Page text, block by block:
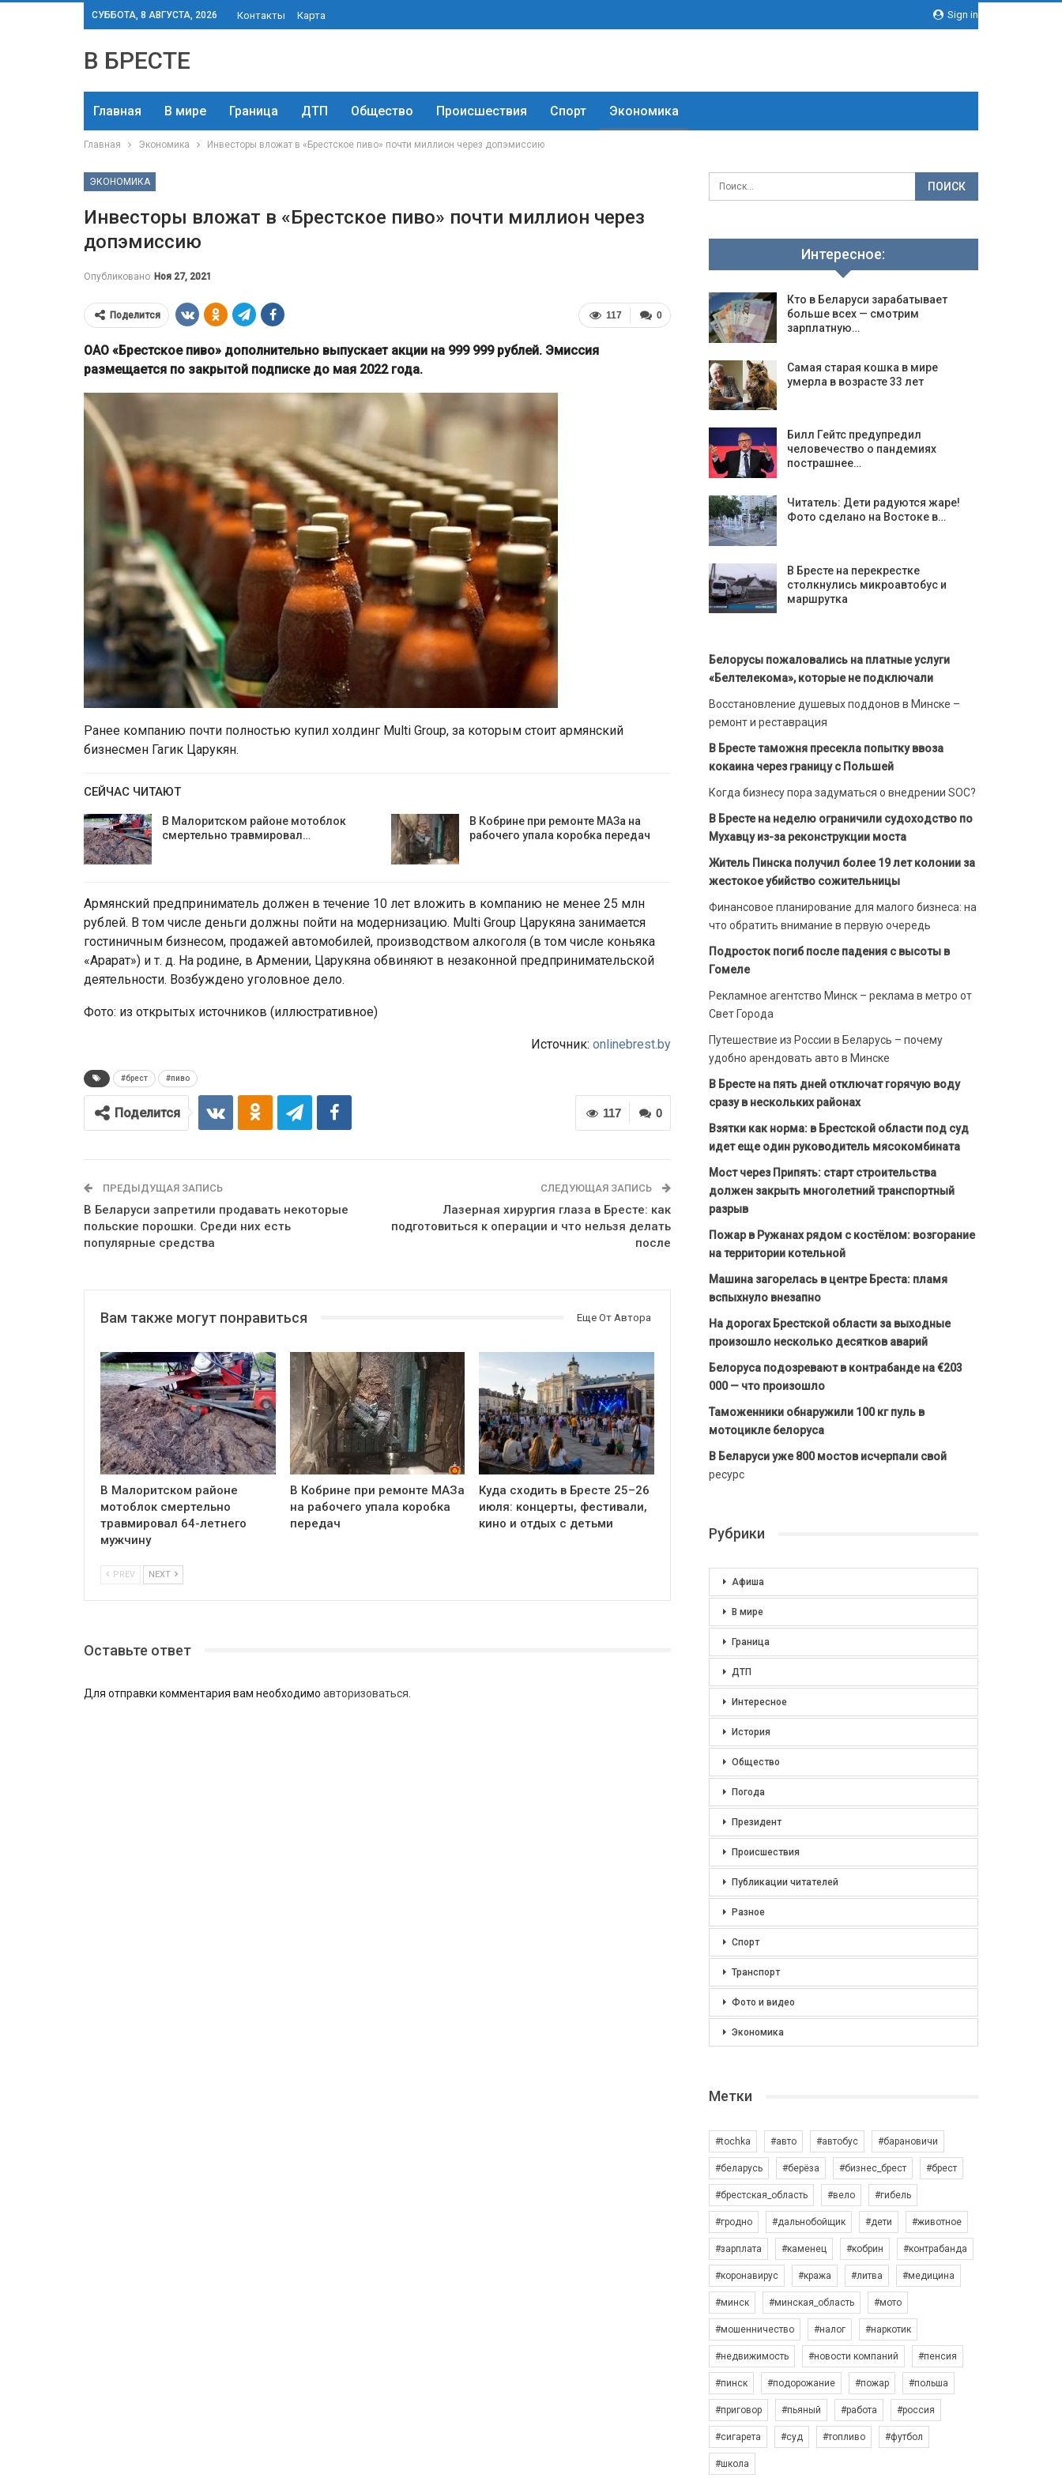
Sign in
СУББОТА, 8 АВГУСТА, 2026 Контакты Карта
В БРЕСТЕ
Главная В мире Граница ДТП Общество Происшествия Спорт Экономика
Главная Экономика Инвесторы вложат в «Брестское пиво» почти миллион через допэмиссию
ЭКОНОМИКА
Инвесторы вложат в «Брестское пиво» почти миллион через
допэмиссию
Опубликовано Ноя 27, 2021
0
117
Поделится
ОАО «Брестское пиво» дополнительно выпускает акции на 999 999 рублей. Эмиссия
размещается по закрытой подписке до мая 2022 года.
Ранее компанию почти полностью купил холдинг Multi Group, за которым стоит армянский
бизнесмен Гагик Царукян.
СЕЙЧАС ЧИТАЮТ
В Малоритском районе мотоблок
смертельно травмировал…
В Кобрине при ремонте МАЗа на
рабочего упала коробка передач
Армянский предприниматель должен в течение 10 лет вложить в компанию не менее 25 млн
рублей. В том числе деньги должны пойти на модернизацию. Multi Group Царукяна занимается
гостиничным бизнесом, продажей автомобилей, производством алкоголя (в том числе коньяка
«Арарат») и т. д. На родине, в Армении, Царукяна обвиняют в незаконной предпринимательской
деятельности. Возбуждено уголовное дело.
Фото: из открытых источников (иллюстративное)
Источник: onlinebrest.by
#брест #пиво
0
117
Поделится
ПРЕДЫДУЩАЯ ЗАПИСЬ
В Беларуси запретили продавать некоторые
польские порошки. Среди них есть
популярные средства
СЛЕДУЮЩАЯ ЗАПИСЬ
Лазерная хирургия глаза в Бресте: как
подготовиться к операции и что нельзя делать
после
Вам также могут понравиться Еще От Автора
В Малоритском районе
мотоблок смертельно
травмировал 64-летнего
мужчину
В Кобрине при ремонте МАЗа
на рабочего упала коробка
передач
Куда сходить в Бресте 25–26
июля: концерты, фестивали,
кино и отдых с детьми
PREV NEXT
Оставьте ответ
Для отправки комментария вам необходимо авторизоваться
Интересное:
Кто в Беларуси зарабатывает
больше всех — смотрим
зарплатную…
Самая старая кошка в мире
умерла в возрасте 33 лет
Билл Гейтс предупредил
человечество о пандемиях
пострашнее…
Читатель: Дети радуются жаре!
Фото сделано на Востоке в…
В Бресте на перекрестке
столкнулись микроавтобус и
маршрутка
Белорусы пожаловались на платные услуги
«Белтелекома», которые не подключали
Восстановление душевых поддонов в Минске –
ремонт и реставрация
В Бресте таможня пресекла попытку ввоза
кокаина через границу с Польшей
Когда бизнесу пора задуматься о внедрении SOC?
В Бресте на неделю ограничили судоходство по
Мухавцу из-за реконструкции моста
Житель Пинска получил более 19 лет колонии за
жестокое убийство сожительницы
Финансовое планирование для малого бизнеса: на
что обратить внимание в первую очередь
Подросток погиб после падения с высоты в
Гомеле
Рекламное агентство Минск – реклама в метро от
Свет Города
Путешествие из России в Беларусь – почему
удобно арендовать авто в Минске
В Бресте на пять дней отключат горячую воду
сразу в нескольких районах
Взятки как норма: в Брестской области под суд
идет еще один руководитель мясокомбината
Мост через Припять: старт строительства
должен закрыть многолетний транспортный
разрыв
Пожар в Ружанах рядом с костёлом: возгорание
на территории котельной
Машина загорелась в центре Бреста: пламя
вспыхнуло внезапно
На дорогах Брестской области за выходные
произошло несколько десятков аварий
Белоруса подозревают в контрабанде на €203
000 — что произошло
Таможенники обнаружили 100 кг пуль в
мотоцикле белоруса
В Беларуси уже 800 мостов исчерпали свой
ресурс
Рубрики
Афиша
В мире
Граница
ДТП
Интересное
История
Общество
Погода
Президент
Происшествия
Публикации читателей
Разное
Спорт
Транспорт
Фото и видео
Экономика
Метки
#tochka #авто #автобус #барановичи
#беларусь #берёза #бизнес_брест #брест
#брестская_область #вело #гибель
#гродно #дальнобойщик #дети #животное
#зарплата #каменец #кобрин #контрабанда
#коронавирус #кража #литва #медицина
#минск #минская_область #мото
#мошенничество #налог #наркотик
#недвижимость #новости компаний #пенсия
#пинск #подорожание #пожар #польша
#приговор #пьяный #работа #россия
#сигарета #суд #топливо #футбол
#школа